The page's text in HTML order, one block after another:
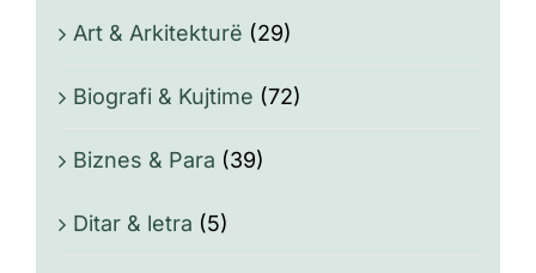
Art & Arkitekturë (29)
Biografi & Kujtime (72)
Biznes & Para (39)
Ditar & letra (5)